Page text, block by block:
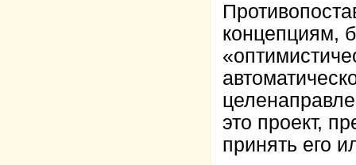
концепциям,
это проект,
принять его